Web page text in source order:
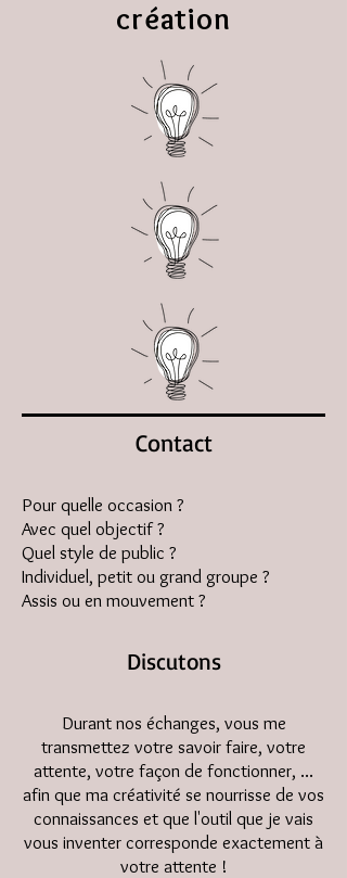
création
Contact
Pour quelle occasion ?
Avec quel objectif ?
Quel style de public ?
Individuel, petit ou grand groupe ?
Assis ou en mouvement ?
Discutons
Durant nos échanges, vous me
transmettez votre savoir faire, votre
attente, votre façon de fonctionner, ...
afin que ma créativité se nourrisse de vos
connaissances et que l'outil que je vais
vous inventer corresponde exactement à
votre attente !